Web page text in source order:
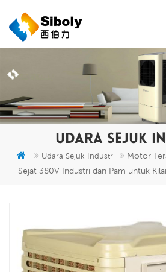
UDARA SEJUK
Udara Sejuk Industri
Motor
Sejat 380V Industri dan Pam untuk